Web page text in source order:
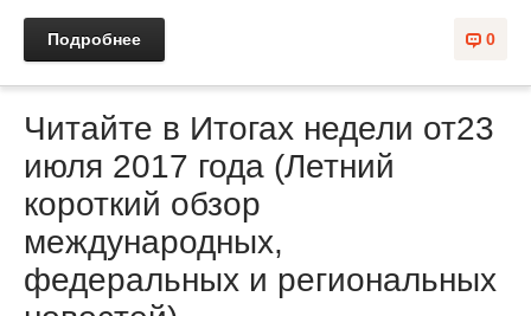
0
Подробнее
Читайте в Итогах недели от23
июля 2017 года (Летний
короткий обзор
международных,
федеральных и региональных